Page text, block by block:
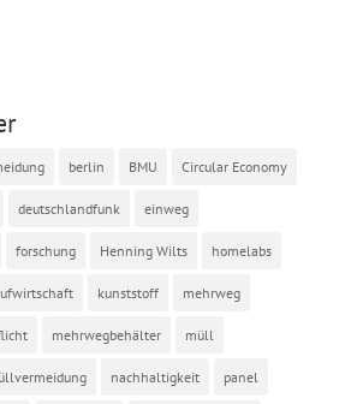
berlin BMU Circular Economy
deutschlandfunk einweg
forschung Henning Wilts homelabs
kunststoff mehrweg
mehrwegbehälter müll
nachhaltigkeit panel